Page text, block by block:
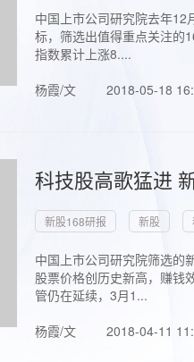
中国上市公司研究院去年
标，筛选出值得重点关注的
指数累计上涨8....
杨霞/文
2018-05-18
科技股高歌猛进
新股168研报 新股
中国上市公司研究院筛选的
股票价格创历史新高，赚钱
管仍在延续，3月1...
杨霞/文
2018-04-11